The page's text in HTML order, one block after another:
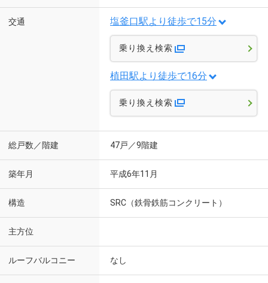
交通 塩釜口駅より徒歩で15分
乗り換え検索
植田駅より徒歩で16分
乗り換え検索
総戸数／階建 47戸／9階建
築年月 平成6年11月
構造 SRC（鉄骨鉄筋コンクリート）
主方位
ルーフバルコニー なし